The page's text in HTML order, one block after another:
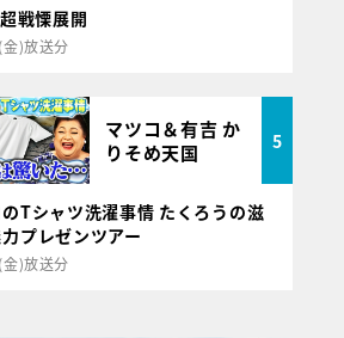
戦慄展開
)放送分
マツコ＆有吉 か
りそめ天国
5
Tシャツ洗濯事情 たくろうの滋
プレゼンツアー
)放送分